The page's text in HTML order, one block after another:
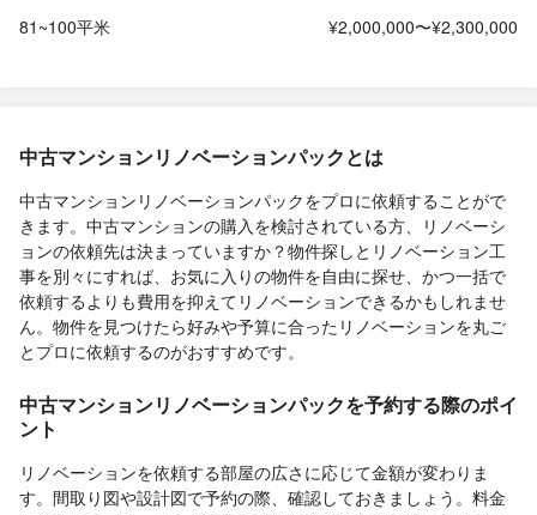
81~100平米
¥2,000,000〜¥2,300,000
中古マンションリノベーションパックとは
中古マンションリノベーションパックをプロに依頼することがで
きます。中古マンションの購入を検討されている方、リノベーシ
ョンの依頼先は決まっていますか？物件探しとリノベーション工
事を別々にすれば、お気に入りの物件を自由に探せ、かつ一括で
依頼するよりも費用を抑えてリノベーションできるかもしれませ
ん。物件を見つけたら好みや予算に合ったリノベーションを丸ご
とプロに依頼するのがおすすめです。
中古マンションリノベーションパックを予約する際のポイ
ント
リノベーションを依頼する部屋の広さに応じて金額が変わりま
す。間取り図や設計図で予約の際、確認しておきましょう。料金